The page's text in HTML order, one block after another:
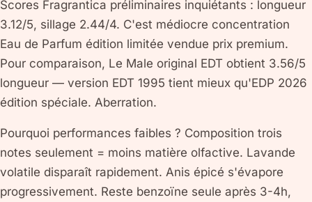
Scores Fragrantica préliminaires inquiétants : longueur
3.12/5, sillage 2.44/4. C'est médiocre concentration
Eau de Parfum édition limitée vendue prix premium.
Pour comparaison, Le Male original EDT obtient 3.56/5
longueur — version EDT 1995 tient mieux qu'EDP 2026
édition spéciale. Aberration.
Pourquoi performances faibles ? Composition trois
notes seulement = moins matière olfactive. Lavande
volatile disparaît rapidement. Anis épicé s'évapore
progressivement. Reste benzoïne seule après 3-4h,